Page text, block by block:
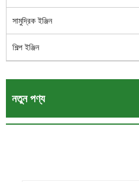
সামুদ্রিক ইঞ্জিন
শিল্প ইঞ্জিন
নতুন পণ্য